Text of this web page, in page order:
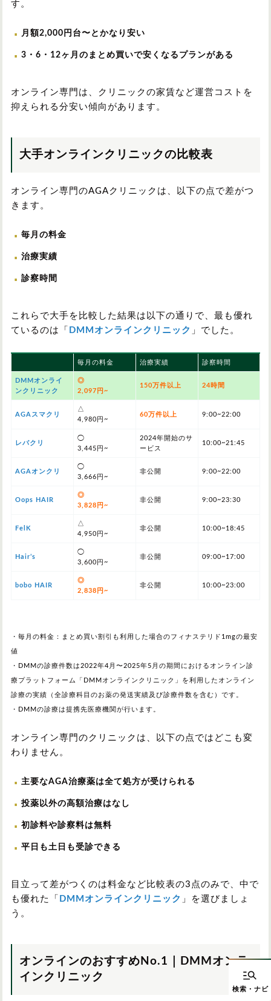
す。
月額2,000円台〜とかなり安い
3・6・12ヶ月のまとめ買いで安くなるプランがある
オンライン専門は、クリニックの家賃など運営コストを
抑えられる分安い傾向があります。
大手オンラインクリニックの比較表
オンライン専門のAGAクリニックは、以下の点で差がつ
きます。
毎月の料金
治療実績
診察時間
これらで大手を比較した結果は以下の通りで、最も優れ
ているのは「 DMMオンラインクリニック 」でした。
毎月の料金 治療実績 診察時間
DMMオンライ
ンクリニック
◎
2,097円~
150万件以上 24時間
AGAスマクリ
△
4,980円~
60万件以上 9:00~22:00
レバクリ
◯
3,445円~
2024年開始のサ
ービス
10:00~21:45
AGAオンクリ
◯
3,666円~
非公開 9:00~22:00
Oops HAIR
◎
3,828円~
非公開 9:00~23:30
FelK
△
4,950円~
非公開 10:00~18:45
Hair’s
◯
3,600円~
非公開 09:00~17:00
bobo HAIR
◎
2,838円~
非公開 10:00~23:00
・毎月の料金：まとめ買い割引も利用した場合のフィナステリド1mgの最安
値
・DMMの診療件数は2022年4月〜2025年5月の期間におけるオンライン診
療プラットフォーム「DMMオンラインクリニック」を利用したオンライン
診療の実績（全診療科目のお薬の発送実績及び診療件数を含む）です。
・DMMの診療は提携先医療機関が行います。
オンライン専門のクリニックは、以下の点ではどこも変
わりません。
主要なAGA治療薬は全て処方が受けられる
投薬以外の高額治療はなし
初診料や診察料は無料
平日も土日も受診できる
目立って差がつくのは料金など比較表の3点のみで、中で
も優れた「 DMMオンラインクリニック 」を選びましょ
う。
オンラインのおすすめNo.1｜DMMオンラ
インクリニック